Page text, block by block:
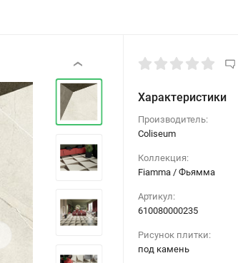
‹
Характеристики
Производитель:
Coliseum
Коллекция:
Fiamma / Фьямма
Артикул:
610080000235
Рисунок плитки:
под камень